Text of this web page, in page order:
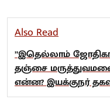
Also Read
”இதெல்லாம்
தஞ்சை
என்ன? இயக்குநர்